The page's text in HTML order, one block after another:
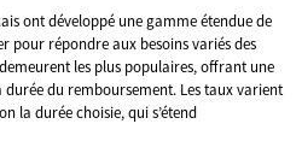
ont développé une gamme étendue de
pour répondre aux besoins variés des
les plus populaires, offrant une
du remboursement. Les taux varient
la durée choisie, qui s’étend